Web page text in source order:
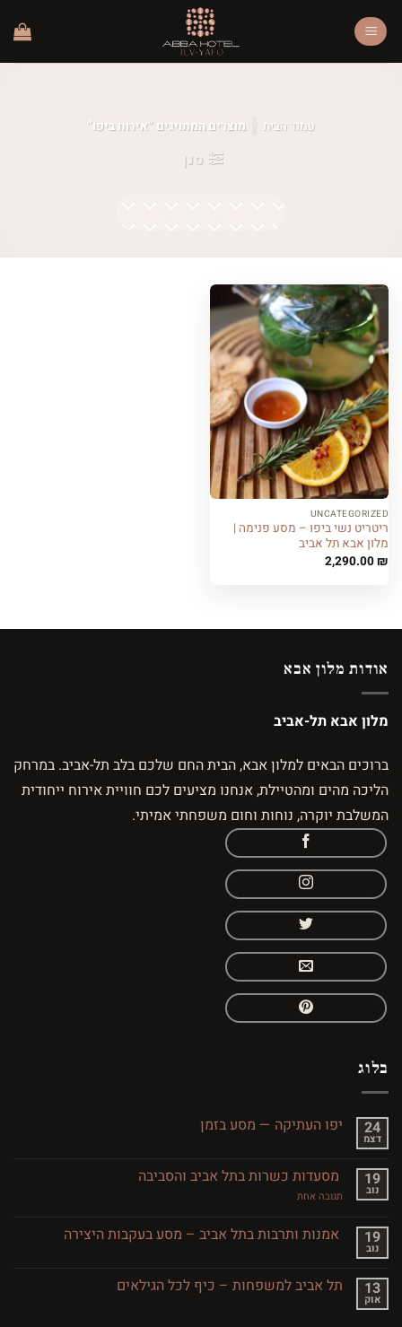
Skip
content
עמוד הבית מוצרים המתויגים “אירוח ביפו”
סנן
UNCATEGORIZED
ריטריט נשי ביפו – מסע פנימה |
מלון אבא תל אביב
2,290.00₪
אודות מלון אבא
מלון אבא תל-אביב
ברוכים הבאים למלון אבא, הבית החם שלכם בלב תל-אביב. במרחק
הליכה מהים ומהטיילת, אנחנו מציעים לכם חוויית אירוח ייחודית
המשלבת יוקרה, נוחות וחום משפחתי אמיתי.
בלוג
24
דצמ
יפו העתיקה — מסע בזמן
יפו
העתיקה
—
19
נוב
מסעדות כשרות בתל אביב והסביבה
תגובה אחתעל
בתל
אביב 19
נוב
אמנות ותרבות בתל אביב – מסע בעקבות היצירה
אמנות 13
אוק
תל אביב למשפחות – כיף לכל הגילאים